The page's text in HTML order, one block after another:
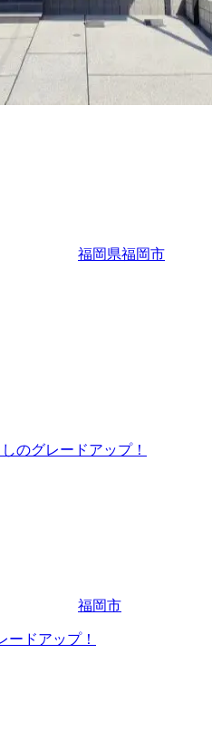
福岡県福岡市
福岡市
ードアップ！